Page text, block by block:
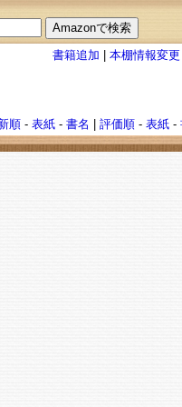
書籍追加 |本棚情報変更
順 -表紙 -書名 |評価順 -表紙 -